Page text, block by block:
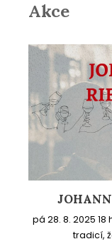
Akce
pá 28. 8. 2025 18
tradicí,